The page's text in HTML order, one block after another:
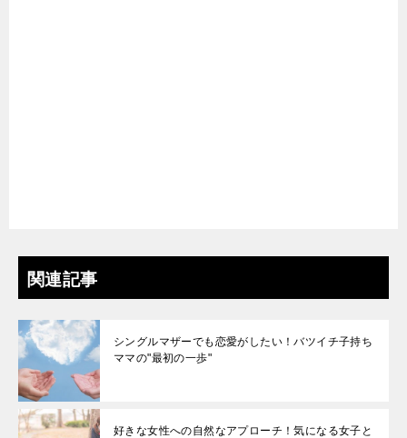
関連記事
シングルマザーでも恋愛がしたい！バツイチ子持ち
ママの"最初の一歩"
好きな女性への自然なアプローチ！気になる女子と